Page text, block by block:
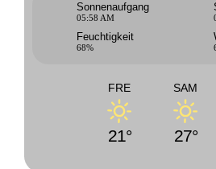
Sonnenaufgang
05:58 AM
Feuchtigkeit
68%
FRE
21°
SAM
27°